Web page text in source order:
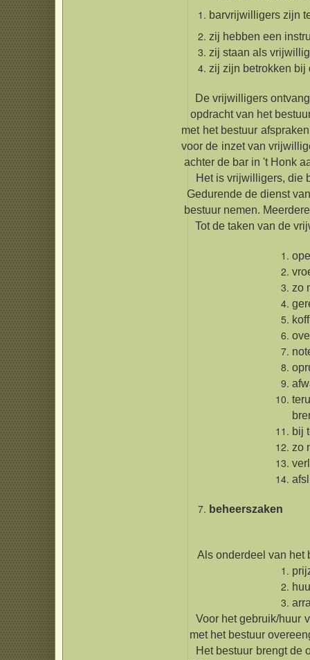
barvrijwilligers zijn
zij hebben een
zij staan als
zij zijn betrokken bij
De vrijwilligers
opdracht van het
met het bestuur
voor de inzet van
achter de bar in 't Honk
Het is vrijwilligers,
Gedurende de dienst
bestuur nemen.
Tot de taken van de
zo
bij
zo
beheerszaken
Als onderdeel van het
Voor het gebruik/huur
met het bestuur
Het bestuur brengt de